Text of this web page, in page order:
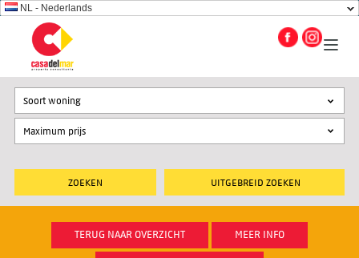
NL - Nederlands
UITGEBREID ZOEKEN
Soort woning
TERUG NAAR OVERZICHT MEER INFO